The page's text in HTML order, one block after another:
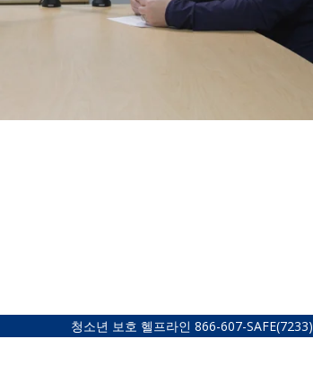
청소년 보호 헬프라인 866-607-SAFE(7233)